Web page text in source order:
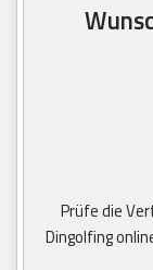
Prüfe die
Dingolfing